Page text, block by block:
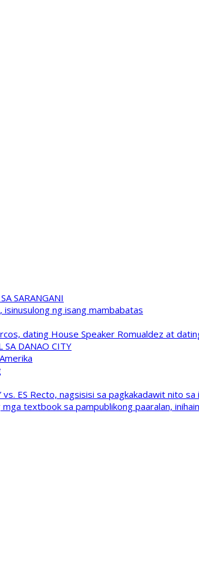
SARANGANI
ng isang mambabatas
dating House Speaker Romualdez at
SA DANAO CITY
ES Recto, nagsisisi sa pagkakadawit nito sa
textbook sa pampublikong paaralan,